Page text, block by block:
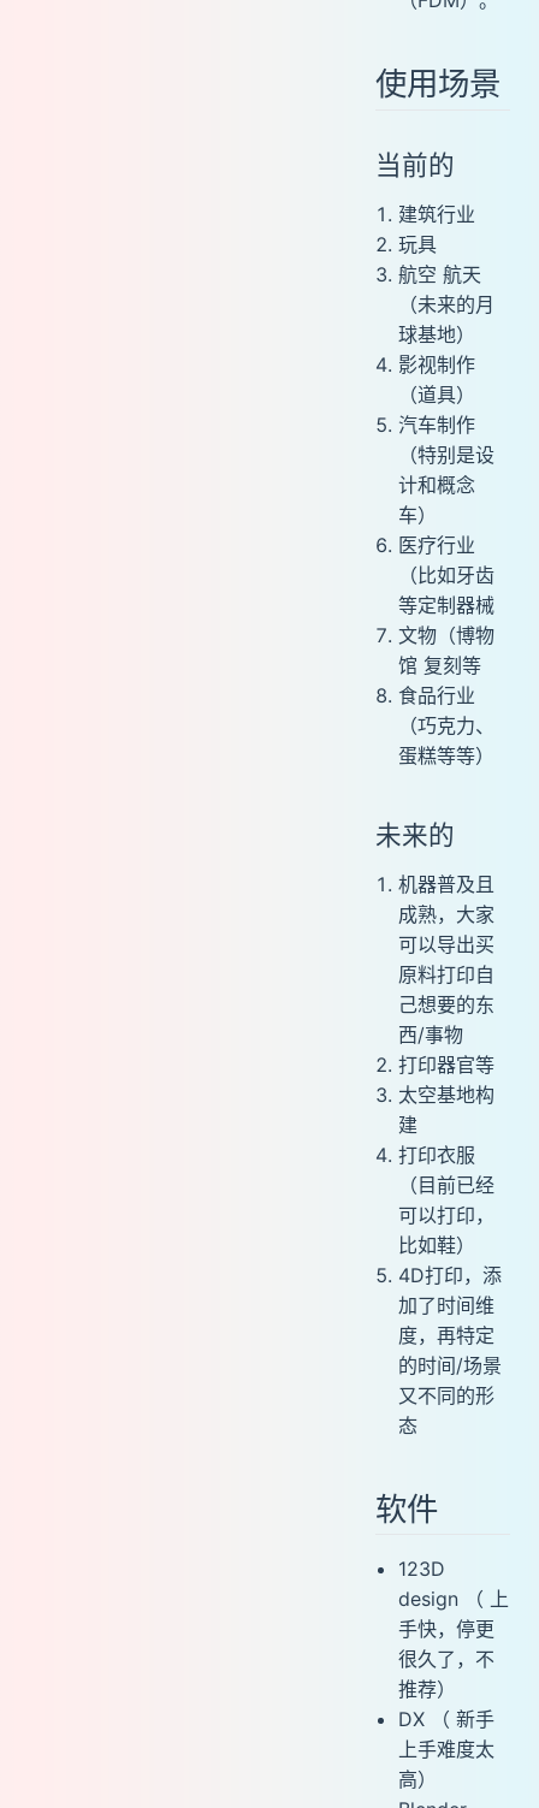
使用场景
当前的
建筑行业
玩具
航空 航天
（未来的月
球基地）
影视制作
（道具）
汽车制作
（特别是设
计和概念
车）
医疗行业
（比如牙齿
等定制器械
文物（博物
馆 复刻等
食品行业
（巧克力、
蛋糕等等）
未来的
机器普及且
成熟，大家
可以导出买
原料打印自
己想要的东
西/事物
打印器官等
太空基地构
建
打印衣服
（目前已经
可以打印，
比如鞋）
4D打印，添
加了时间维
度，再特定
的时间/场景
又不同的形
态
软件
123D
design （ 上
手快，停更
很久了，不
推荐）
DX （ 新手
上手难度太
高）